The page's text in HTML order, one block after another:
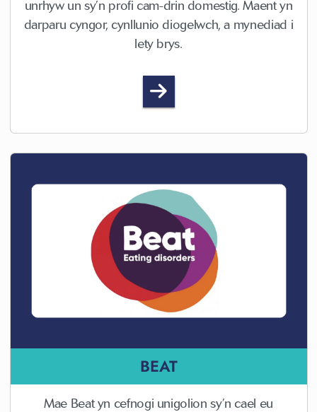
unrhyw un sy’n profi cam-drin domestig. Maent yn
darparu cyngor, cynllunio diogelwch, a mynediad i
lety brys.
NDAH
BEAT
Mae Beat yn cefnogi unigolion sy’n cael eu